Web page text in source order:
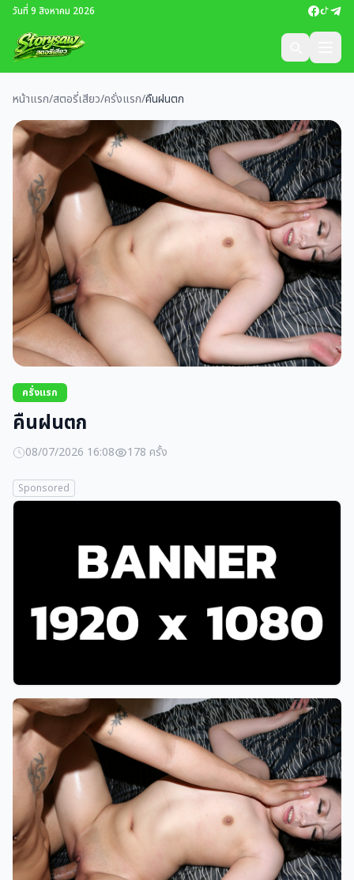
วันที่ 9 สิงหาคม 2026
หน้าแรก/สตอรี่เสียว/ครั่งแรก/คืนฝนตก
ครั่งแรก
คืนฝนตก
08/07/2026 16:08 178 ครั้ง
Sponsored